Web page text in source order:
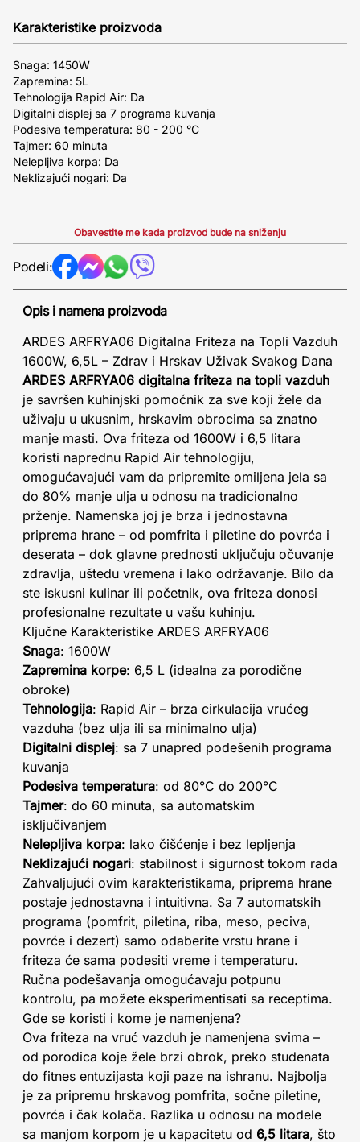
Karakteristike proizvoda
Snaga: 1450W
Zapremina: 5L
Tehnologija Rapid Air: Da
Digitalni displej sa 7 programa kuvanja
Podesiva temperatura: 80 - 200 °C
Tajmer: 60 minuta
Nelepljiva korpa: Da
Neklizajući nogari: Da
Obavestite me kada proizvod bude na sniženju
Podeli:
Opis i namena proizvoda
ARDES ARFRYA06 Digitalna Friteza na Topli Vazduh
1600W, 6,5L – Zdrav i Hrskav Uživak Svakog Dana
ARDES ARFRYA06 digitalna friteza na topli vazduh
je savršen kuhinjski pomoćnik za sve koji žele da
uživaju u ukusnim, hrskavim obrocima sa znatno
manje masti. Ova friteza od 1600W i 6,5 litara
koristi naprednu Rapid Air tehnologiju,
omogućavajući vam da pripremite omiljena jela sa
do 80% manje ulja u odnosu na tradicionalno
prženje. Namenska joj je brza i jednostavna
priprema hrane – od pomfrita i piletine do povrća i
deserata – dok glavne prednosti uključuju očuvanje
zdravlja, uštedu vremena i lako održavanje. Bilo da
ste iskusni kulinar ili početnik, ova friteza donosi
profesionalne rezultate u vašu kuhinju.
Ključne Karakteristike ARDES ARFRYA06
Snaga: 1600W
Zapremina korpe: 6,5 L (idealna za porodične
obroke)
Tehnologija: Rapid Air – brza cirkulacija vrućeg
vazduha (bez ulja ili sa minimalno ulja)
Digitalni displej: sa 7 unapred podešenih programa
kuvanja
Podesiva temperatura: od 80°C do 200°C
Tajmer: do 60 minuta, sa automatskim
isključivanjem
Nelepljiva korpa: lako čišćenje i bez lepljenja
Neklizajući nogari: stabilnost i sigurnost tokom rada
Zahvaljujući ovim karakteristikama, priprema hrane
postaje jednostavna i intuitivna. Sa 7 automatskih
programa (pomfrit, piletina, riba, meso, peciva,
povrće i dezert) samo odaberite vrstu hrane i
friteza će sama podesiti vreme i temperaturu.
Ručna podešavanja omogućavaju potpunu
kontrolu, pa možete eksperimentisati sa receptima.
Gde se koristi i kome je namenjena?
Ova friteza na vruć vazduh je namenjena svima –
od porodica koje žele brzi obrok, preko studenata
do fitnes entuzijasta koji paze na ishranu. Najbolja
je za pripremu hrskavog pomfrita, sočne piletine,
povrća i čak kolača. Razlika u odnosu na modele
sa manjom korpom je u kapacitetu od 6,5 litara, što